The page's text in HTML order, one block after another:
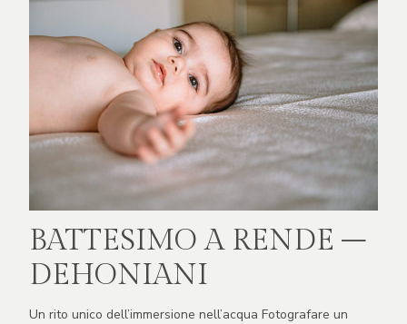
BATTESIMO A RENDE –
DEHONIANI
Un rito unico dell’immersione nell’acqua Fotografare un